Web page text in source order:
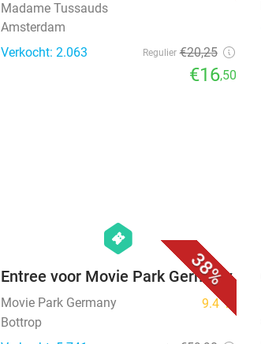
Madame Tussauds
Amsterdam
Verkocht: 2.063
Regulier €20,25
€16,50
38%
hexagon
events
Entree voor Movie Park Germany
Movie Park Germany 9.4star
Bottrop